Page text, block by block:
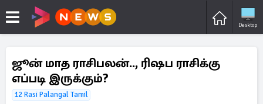
Desktop
ஜூன் மாத ராசிபலன்.., ரிஷப ராசிக்கு
எப்படி இருக்கும்?
12 Rasi Palangal Tamil